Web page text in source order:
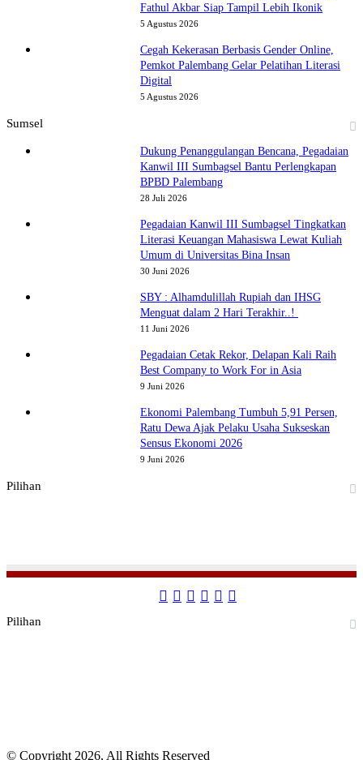
Fathul Akbar Siap Tampil Lebih Ikonik
5 Agustus 2026
Cegah Kekerasan Berbasis Gender Online,
Pemkot Palembang Gelar Pelatihan Literasi
Digital
5 Agustus 2026
Sumsel
Dukung Penanggulangan Bencana, Pegadaian
Kanwil III Sumbagsel Bantu Perlengkapan
BPBD Palembang
28 Juli 2026
Pegadaian Kanwil III Sumbagsel Tingkatkan
Literasi Keuangan Mahasiswa Lewat Kuliah
Umum di Universitas Bina Insan
30 Juni 2026
SBY : Alhamdulillah Rupiah dan IHSG
Menguat dalam 2 Hari Terakhir..!
11 Juni 2026
Pegadaian Cetak Rekor, Delapan Kali Raih
Best Company to Work For in Asia
9 Juni 2026
Ekonomi Palembang Tumbuh 5,91 Persen,
Ratu Dewa Ajak Pelaku Usaha Sukseskan
Sensus Ekonomi 2026
9 Juni 2026
Pilihan
Facebook
Twitter
YouTube
Instagram
TikTok
Pilihan
© Copyright 2026, All Rights Reserved